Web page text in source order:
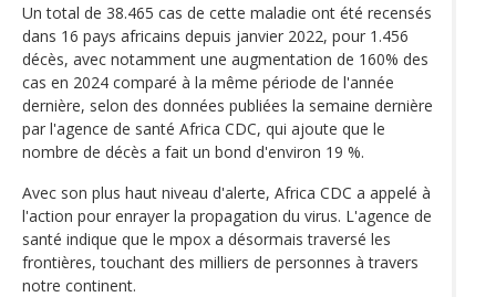
Un total de 38.465 cas de cette maladie ont été recensés
dans 16 pays africains depuis janvier 2022, pour 1.456
décès, avec notamment une augmentation de 160% des
cas en 2024 comparé à la même période de l'année
dernière, selon des données publiées la semaine dernière
par l'agence de santé Africa CDC, qui ajoute que le
nombre de décès a fait un bond d'environ 19 %.
Avec son plus haut niveau d'alerte, Africa CDC a appelé à
l'action pour enrayer la propagation du virus. L'agence de
santé indique que le mpox a désormais traversé les
frontières, touchant des milliers de personnes à travers
notre continent.